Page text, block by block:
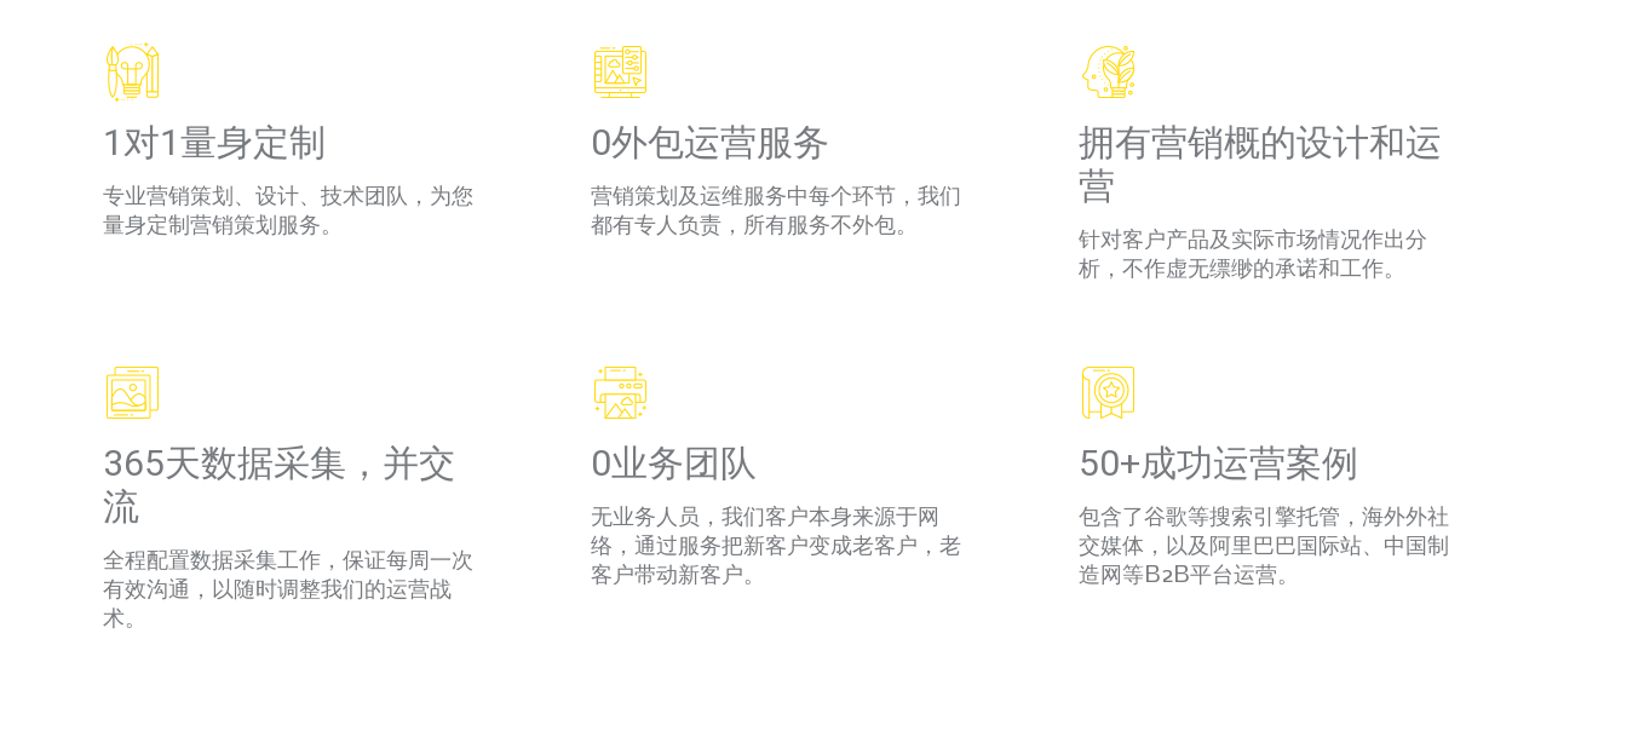
1对1量身定制
专业营销策划、设计、技术团队，为您
量身定制营销策划服务。
0外包运营服务
营销策划及运维服务中每个环节，我们
都有专人负责，所有服务不外包。
拥有营销概的设计和运
营
针对客户产品及实际市场情况作出分
析，不作虚无缥缈的承诺和工作。
365天数据采集，并交
流
全程配置数据采集工作，保证每周一次
有效沟通，以随时调整我们的运营战
术。
0业务团队
无业务人员，我们客户本身来源于网
络，通过服务把新客户变成老客户，老
客户带动新客户。
50+成功运营案例
包含了谷歌等搜索引擎托管，海外外社
交媒体，以及阿里巴巴国际站、中国制
造网等B2B平台运营。